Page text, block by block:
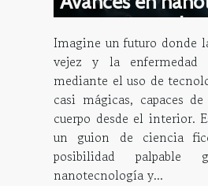
y
Imagine un futuro donde
vejez y la enfermedad
mediante el uso de
casi mágicas, capaces
cuerpo desde el interior.
un guion de ciencia
posibilidad
nanotecnología y...